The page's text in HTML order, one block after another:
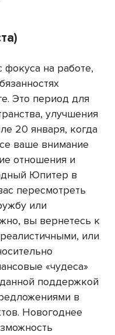
на работе,
Это период для
улучшения
20 января, когда
ваше внимание
отношения и
Юпитер в
пересмотреть
или
вы вернетесь к
или
«чудеса»
поддержкой
в
Новогоднее